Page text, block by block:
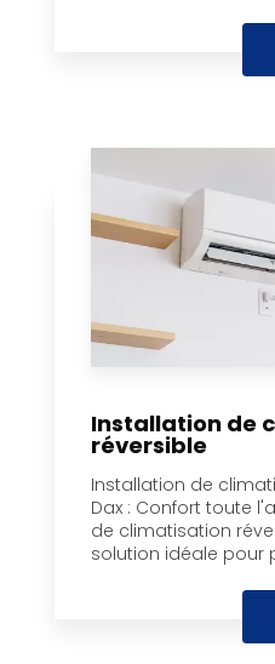
Installation de
réversible
Installation de
Dax : Confort toute
de climatisation
solution idéale pour